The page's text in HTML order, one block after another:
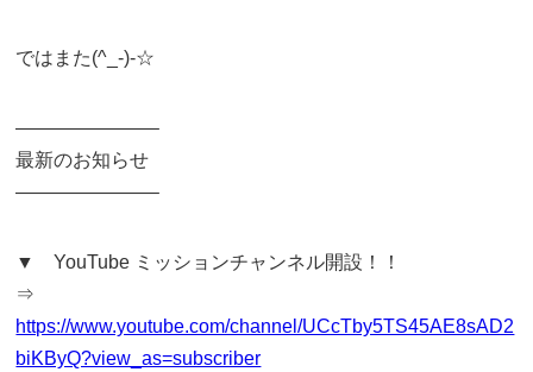
ではまた(^_-)-☆
———————–
最新のお知らせ
———————–
▼ YouTube ミッションチャンネル開設！！
⇒
https://www.youtube.com/channel/UCcTby5TS45AE8sAD2
biKByQ?view_as=subscriber